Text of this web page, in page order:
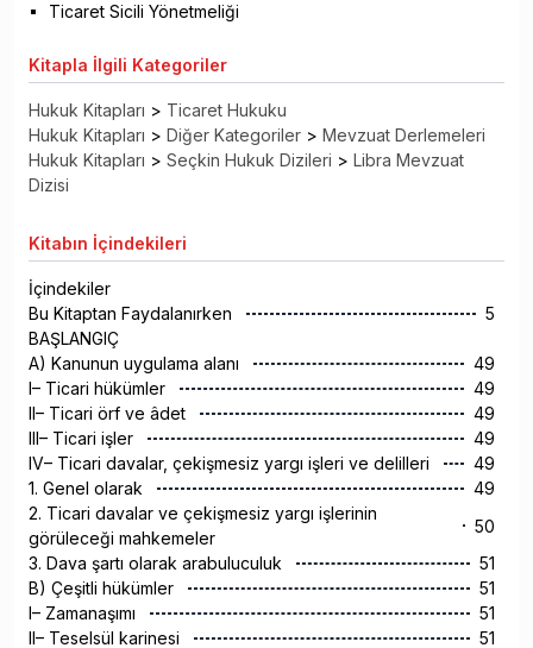
Ticaret Sicili Yönetmeliği
Kitapla İlgili Kategoriler
Hukuk Kitapları > Ticaret Hukuku
Hukuk Kitapları > Diğer Kategoriler > Mevzuat Derlemeleri
Hukuk Kitapları > Seçkin Hukuk Dizileri > Libra Mevzuat
Dizisi
Kitabın İçindekileri
İçindekiler
Bu Kitaptan Faydalanırken
5
BAŞLANGIÇ
A) Kanunun uygulama alanı
49
I– Ticari hükümler
49
II– Ticari örf ve âdet
49
III– Ticari işler
49
IV– Ticari davalar, çekişmesiz yargı işleri ve delilleri
49
1. Genel olarak
49
2. Ticari davalar ve çekişmesiz yargı işlerinin
görüleceği mahkemeler
50
3. Dava şartı olarak arabuluculuk
51
B) Çeşitli hükümler
51
I– Zamanaşımı
51
II– Teselsül karinesi
51